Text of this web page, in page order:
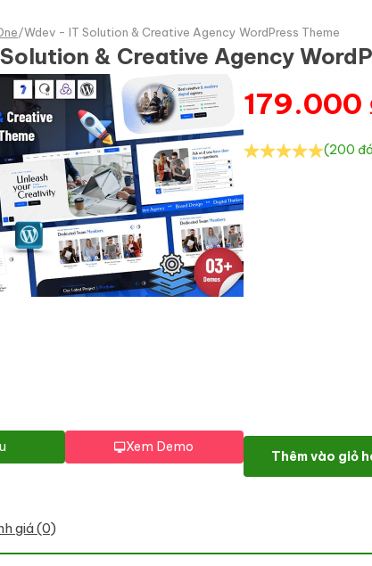
/Wdev - IT Solution & Creative Agency WordPress Theme
& Creative Agency
Xem Demo
179.000
(200
Wdev - IT Solution &
Thêm vào giỏ
giá (0)